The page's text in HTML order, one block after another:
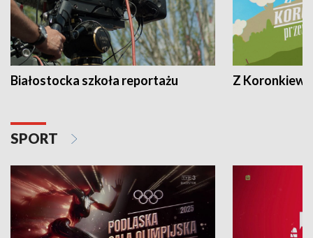
Białostocka szkoła reportażu Z
SPORT